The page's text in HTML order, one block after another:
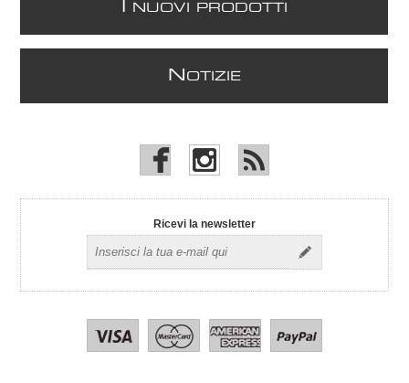
NUOVI PRODOTTI
N OTIZIE
Ricevi la newsletter